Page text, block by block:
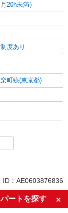
20h未満）
度あり
町線(東京都)
ID：AE0603876836
ートを探す